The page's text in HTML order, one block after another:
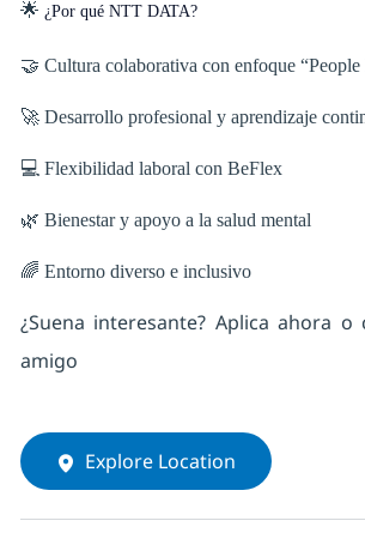
🌟 ¿Por qué NTT DATA?
🤝 Cultura colaborativa con enfoque “People
🚀 Desarrollo profesional y aprendizaje
💻 Flexibilidad laboral con BeFlex
🌿 Bienestar y apoyo a la salud mental
🌈 Entorno diverso e inclusivo
¿Suena interesante? Aplica ahora
amigo
Explore Location